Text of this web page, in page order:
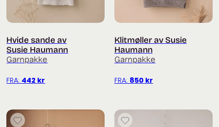
Hvide sande av
Susie Haumann
Garnpakke
FRA: 442 kr
Klitmøller av Susie
Haumann
Garnpakke
FRA: 850 kr